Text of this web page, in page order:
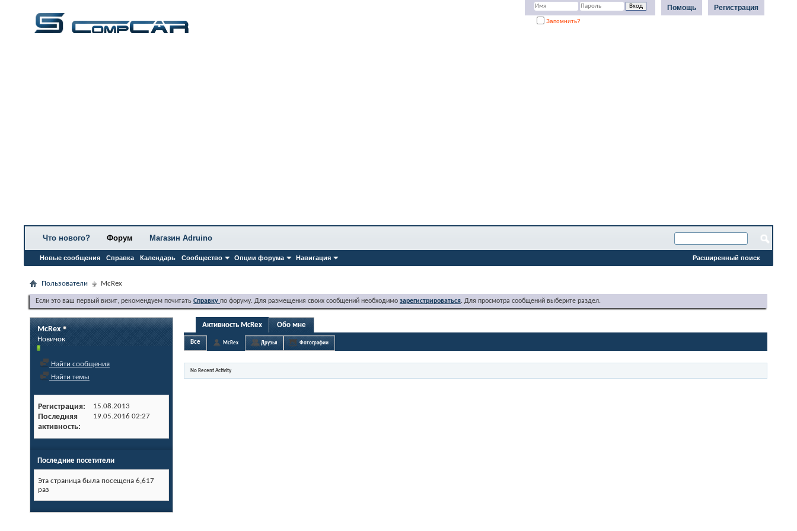
Регистрация
Помощь
Запомнить?
Что нового? Форум
Новые сообщения Справка Календарь Сообщество Опции форума Навигация
Магазин Adruino
Расширенный поиск
Пользователи McRex
Если это ваш первый визит, рекомендуем почитать Справку по форуму. Для размещения своих сообщений необходимо зарегистрироваться. Для просмотра сообщений выберите раздел.
McRex
Новичок
Найти сообщения
Найти темы
Регистрация 15.08.2013
Последняя
активность
19.05.2016 02:27
Последние посетители
Эта страница была посещена 6,617
раз
Активность McRex Обо мне
Все McRex Друзья Фотографии
No Recent Activity